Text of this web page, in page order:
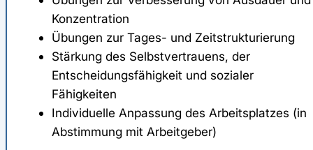
Konzentration
Übungen zur Tages- und Zeitstrukturierung
Stärkung des Selbstvertrauens, der
Entscheidungsfähigkeit und sozialer
Fähigkeiten
Individuelle Anpassung des Arbeitsplatzes (in
Abstimmung mit Arbeitgeber)